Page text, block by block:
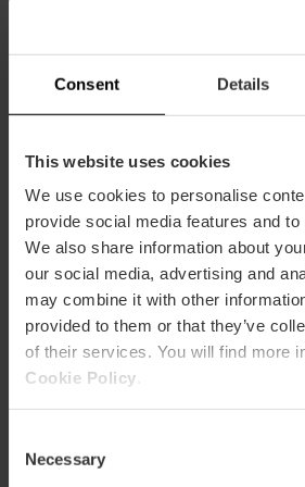
Consent Details
This website uses cookies
We use cookies to personalise
provide social media features and
We also share information about
our social media, advertising and
may combine it with other
provided to them or that they’ve
of their services. You will find more
Cookie Policy
Selection
Necessary
120
Come arrivare
Metro
L3,L5,L7,L9
Bus
C1,32,81